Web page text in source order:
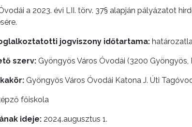
a 2023. évi LII. törv. 37§ alapján pályázatot
jogviszony időtartama:
szerv: Gyöngyös Város Óvodái (3200 Gyöngyös,
Gyöngyös Város Óvodái Katona J. Úti
főiskola
ideje: 2024.augusztus 1.